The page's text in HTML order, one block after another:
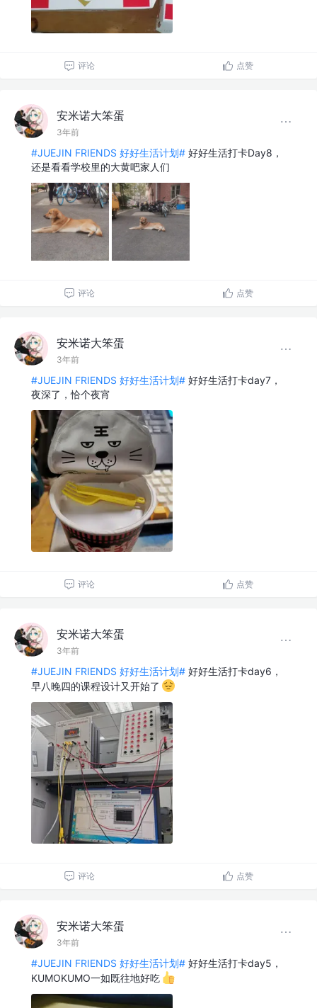
评论 点赞
安米诺大笨蛋
3年前
#JUEJIN FRIENDS 好好生活计划# 好好生活打卡Day8，
还是看看学校里的大黄吧家人们
评论 点赞
安米诺大笨蛋
3年前
#JUEJIN FRIENDS 好好生活计划# 好好生活打卡day7，
夜深了，恰个夜宵
评论 点赞
安米诺大笨蛋
3年前
#JUEJIN FRIENDS 好好生活计划# 好好生活打卡day6，
早八晚四的课程设计又开始了
评论 点赞
安米诺大笨蛋
3年前
#JUEJIN FRIENDS 好好生活计划# 好好生活打卡day5，
KUMOKUMO一如既往地好吃